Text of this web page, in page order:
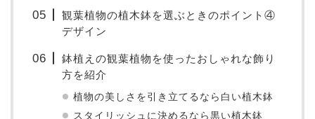
観葉植物の植木鉢を選ぶときのポイント④
デザイン
鉢植えの観葉植物を使ったおしゃれな飾り
方を紹介
植物の美しさを引き立てるなら白い植木鉢
スタイリッシュに決めるなら黒い植木鉢